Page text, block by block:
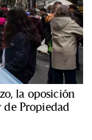
la oposición
Propiedad